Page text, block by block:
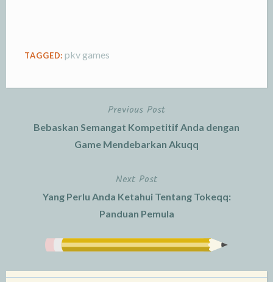
TAGGED: pkv games
navigation
Previous Post
Bebaskan Semangat Kompetitif Anda dengan
Game Mendebarkan Akuqq
Next Post
Yang Perlu Anda Ketahui Tentang Tokeqq:
Panduan Pemula